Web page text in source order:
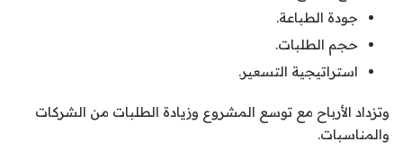
جودة الطباعة.
حجم الطلبات.
استراتيجية التسعير.
وتزداد الأرباح مع توسع المشروع وزيادة الطلبات من الشركات
والمناسبات.